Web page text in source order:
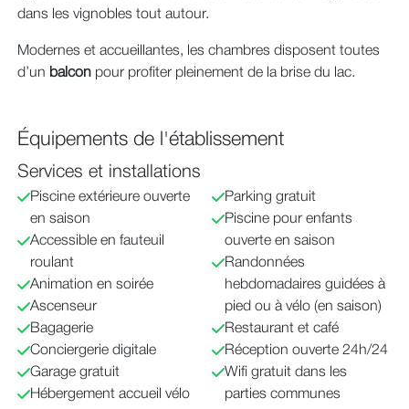
dans les vignobles tout autour.
Modernes et accueillantes, les chambres disposent toutes
d’un balcon pour profiter pleinement de la brise du lac.
Équipements de l'établissement
Services et installations
Piscine extérieure ouverte
en saison
Accessible en fauteuil
roulant
Animation en soirée
Ascenseur
Bagagerie
Conciergerie digitale
Garage gratuit
Hébergement accueil vélo
Parking gratuit
Piscine pour enfants
ouverte en saison
Randonnées
hebdomadaires guidées à
pied ou à vélo (en saison)
Restaurant et café
Réception ouverte 24h/24
Wifi gratuit dans les
parties communes